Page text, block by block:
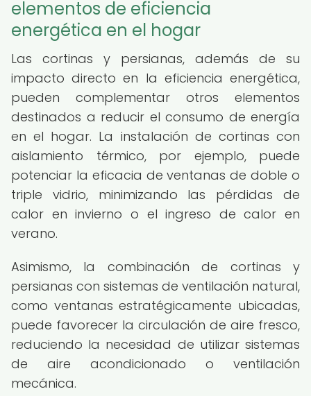
elementos de eficiencia
energética en el hogar
Las cortinas y persianas, además de su
impacto directo en la eficiencia energética,
pueden complementar otros elementos
destinados a reducir el consumo de energía
en el hogar. La instalación de cortinas con
aislamiento térmico, por ejemplo, puede
potenciar la eficacia de ventanas de doble o
triple vidrio, minimizando las pérdidas de
calor en invierno o el ingreso de calor en
verano.
Asimismo, la combinación de cortinas y
persianas con sistemas de ventilación natural,
como ventanas estratégicamente ubicadas,
puede favorecer la circulación de aire fresco,
reduciendo la necesidad de utilizar sistemas
de aire acondicionado o ventilación
mecánica.